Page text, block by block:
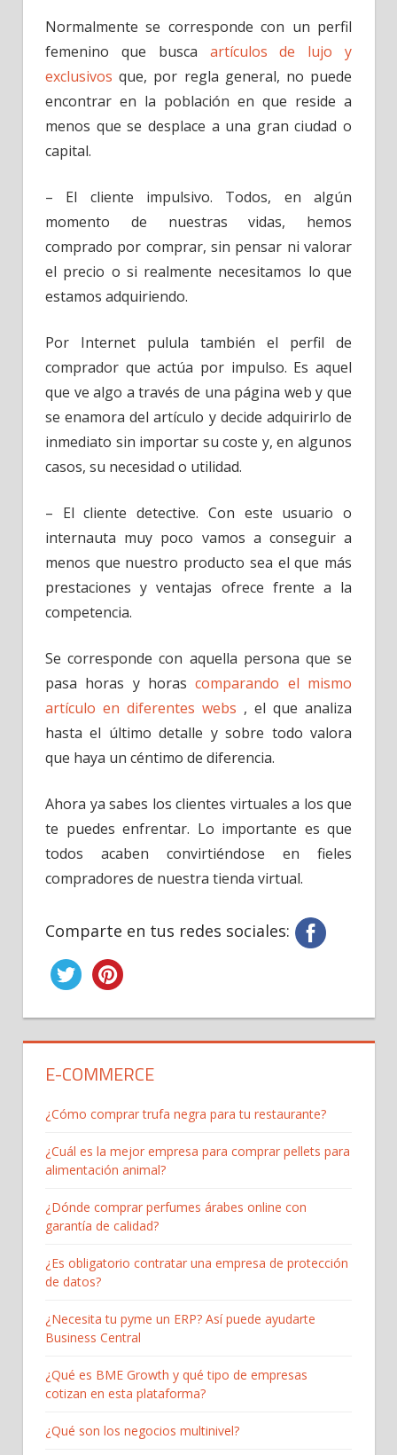
Normalmente se corresponde con un perfil
femenino que busca artículos de lujo y
exclusivosque, por regla general, no puede
encontrar en la población en que reside a
menos que se desplace a una gran ciudad o
capital.
– El cliente impulsivo. Todos, en algún
momento de nuestras vidas, hemos
comprado por comprar, sin pensar ni valorar
el precio o si realmente necesitamos lo que
estamos adquiriendo.
Por Internet pulula también el perfil de
comprador que actúa por impulso. Es aquel
que ve algo a través de una página web y que
se enamora del artículo y decide adquirirlo de
inmediato sin importar su coste y, en algunos
casos, su necesidad o utilidad.
– El cliente detective. Con este usuario o
internauta muy poco vamos a conseguir a
menos que nuestro producto sea el que más
prestaciones y ventajas ofrece frente a la
competencia.
Se corresponde con aquella persona que se
pasa horas y horascomparando el mismo
artículo en diferentes webs , el que analiza
hasta el último detalle y sobre todo valora
que haya un céntimo de diferencia.
Ahora ya sabes los clientes virtuales a los que
te puedes enfrentar. Lo importante es que
todos acaben convirtiéndose en fieles
compradores de nuestra tienda virtual.
Comparte en tus redes sociales:
E-COMMERCE
¿Cómo comprar trufa negra para tu restaurante?
¿Cuál es la mejor empresa para comprar pellets para
alimentación animal?
¿Dónde comprar perfumes árabes online con
garantía de calidad?
¿Es obligatorio contratar una empresa de protección
de datos?
¿Necesita tu pyme un ERP? Así puede ayudarte
Business Central
¿Qué es BME Growth y qué tipo de empresas
cotizan en esta plataforma?
¿Qué son los negocios multinivel?